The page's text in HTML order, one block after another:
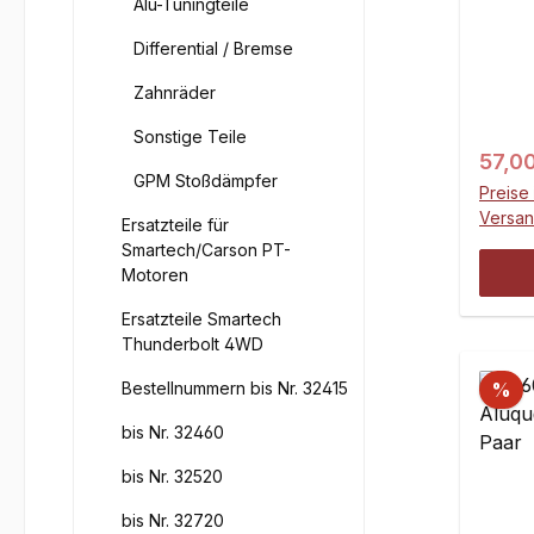
Alu-Tuningteile
Differential / Bremse
Zahnräder
Sonstige Teile
GPM Stoßdämpfer
Ersatzteile für
Smartech/Carson PT-
Motoren
Ersatzteile Smartech
Thunderbolt 4WD
Bestellnummern bis Nr. 32415
bis Nr. 32460
bis Nr. 32520
bis Nr. 32720
Preise
%